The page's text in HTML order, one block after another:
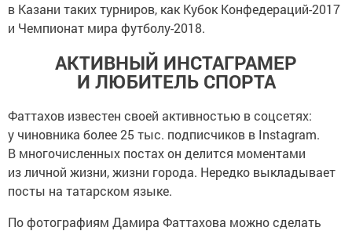
в Казани таких турниров, как Кубок Конфедераций-2017
и Чемпионат мира футболу-2018.
АКТИВНЫЙ ИНСТАГРАМЕР
И ЛЮБИТЕЛЬ СПОРТА
Фаттахов известен своей активностью в соцсетях:
у чиновника более 25 тыс. подписчиков в Instagram.
В многочисленных постах он делится моментами
из личной жизни, жизни города. Нередко выкладывает
посты на татарском языке.
По фотографиям Дамира Фаттахова можно сделать